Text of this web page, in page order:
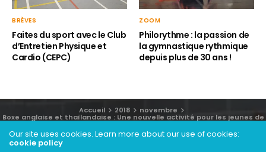
BRÈVES
Faites du sport avec le Club
d’Entretien Physique et
Cardio (CEPC)
ZOOM
Philorythme : la passion de
la gymnastique rythmique
depuis plus de 30 ans !
Accueil 2018 novembre
Boxe anglaise et thaïlandaise : Une nouvelle activité pour les jeunes de
quartier à Woluwe-Saint-Lambert
Our site uses cookies. Learn more about our use of cookies:
cookie policy